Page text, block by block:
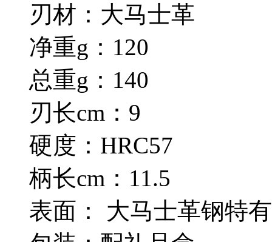
刃材：大马士革
净重g：120
总重g：140
刃长cm：9
硬度：HRC57
柄长cm：11.5
表面： 大马士革钢特